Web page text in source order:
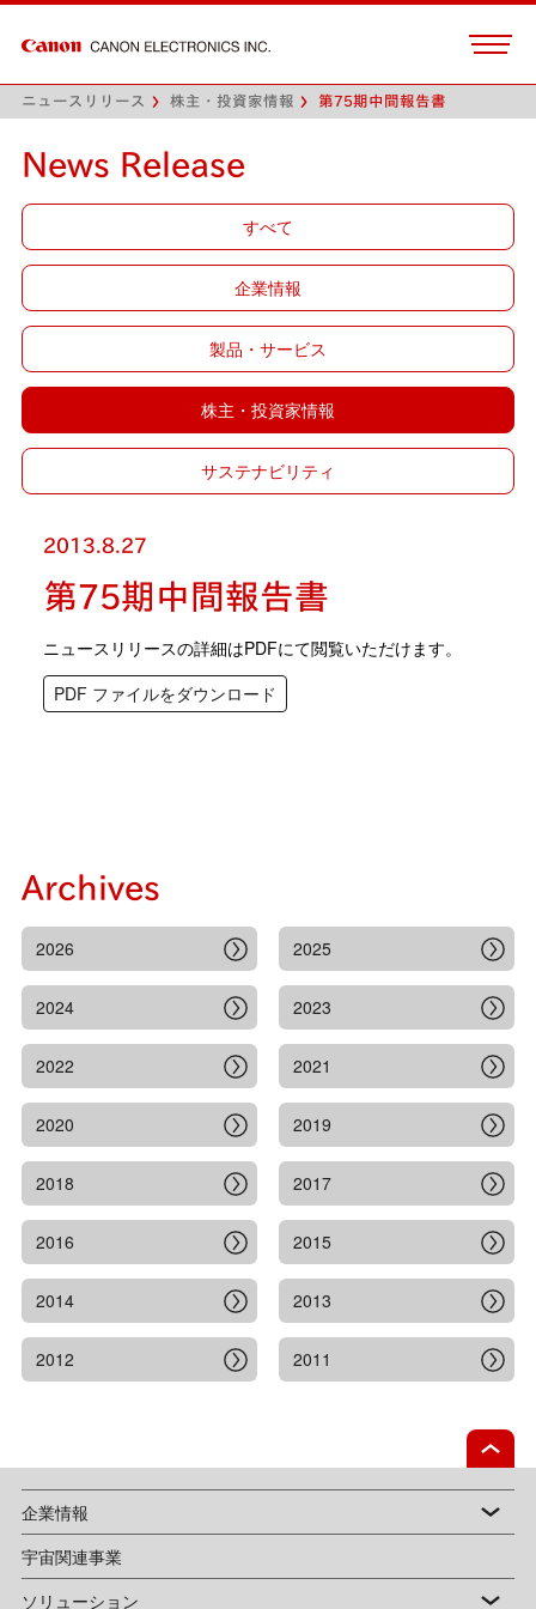
ニュースリリース 株主・投資家情報 第75期中間報告書
News Release
すべて
企業情報
製品・サービス
株主・投資家情報
サステナビリティ
2013.8.27
第75期中間報告書
ニュースリリースの詳細はPDFにて閲覧いただけます。
PDF ファイルをダウンロード
Archives
2026 2025
2024 2023
2022 2021
2020 2019
2018 2017
2016 2015
2014 2013
2012 2011
企業情報
宇宙関連事業
ソリューション